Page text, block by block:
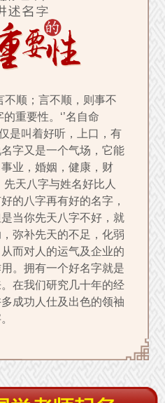
不顺；言不顺，则事不
重要性。‘’名自命
是叫着好听，上口，有
字又是一个气场，它能
业，婚姻，健康，财
天八字与姓名好比人
的八字再有好的名字，
当你先天八字不好，就
弥补先天的不足，化弱
而对人的运气及企业的
。拥有一个好名字就是
在我们研究几十年的经
成功人仕及出色的领袖